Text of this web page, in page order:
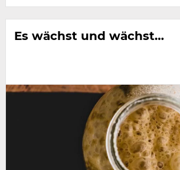
Es wächst und wächst…